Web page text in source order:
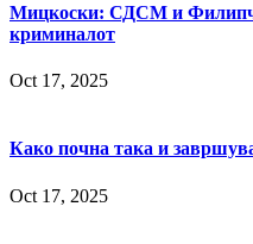
Мицкоски: СДСМ и Филипче
криминалот
Oct 17, 2025
Како почна така и
Oct 17, 2025